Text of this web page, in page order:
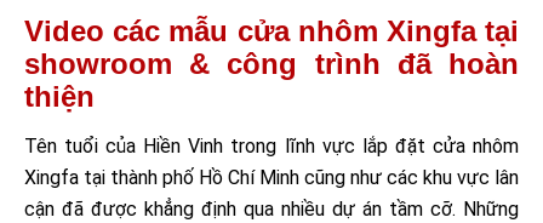
Video các mẫu cửa nhôm Xingfa tại
showroom & công trình đã hoàn
thiện
Tên tuổi của Hiền Vinh trong lĩnh vực lắp đặt cửa nhôm
Xingfa tại thành phố Hồ Chí Minh cũng như các khu vực lân
cận đã được khẳng định qua nhiều dự án tầm cỡ. Những